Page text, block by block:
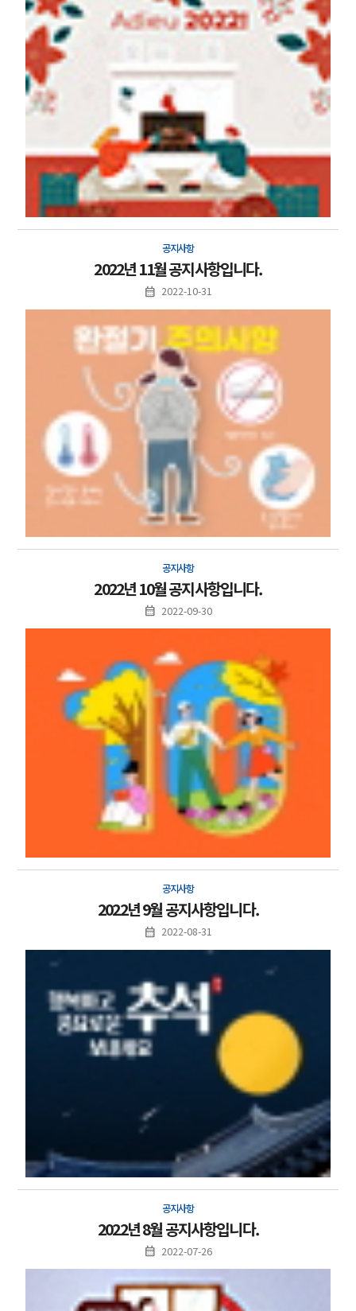
공지사항
2022년 11월 공지사항입니다.
2022-10-31
공지사항
2022년 10월 공지사항입니다.
2022-09-30
공지사항
2022년 9월 공지사항입니다.
2022-08-31
공지사항
2022년 8월 공지사항입니다.
2022-07-26